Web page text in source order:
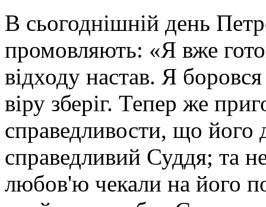
В сьогоднішній день
промовляють: «Я вже
відходу настав. Я
віру зберіг. Тепер же
справедливости, що його
справедливий Суддя; та
любов'ю чекали на його